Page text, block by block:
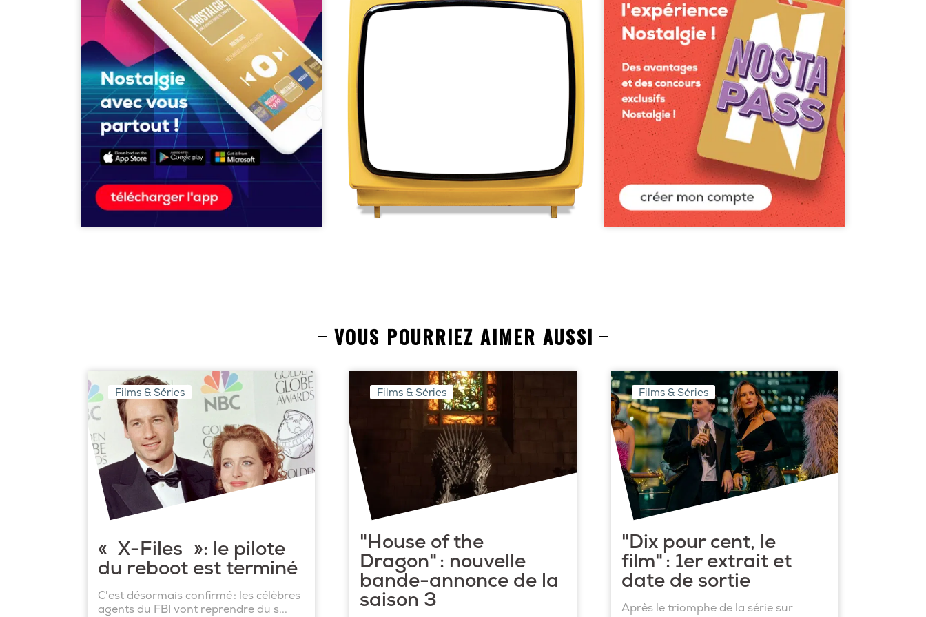
VOUS POURRIEZ AIMER AUSSI
Films & Séries
« X-Files »: le pilote
du reboot est terminé
C'est désormais confirmé : les célèbres
agents du FBI vont reprendre du s...
Films & Séries
"House of the
Dragon" : nouvelle
bande-annonce de la
saison 3
Films & Séries
"Dix pour cent, le
film" : 1er extrait et
date de sortie
Après le triomphe de la série sur